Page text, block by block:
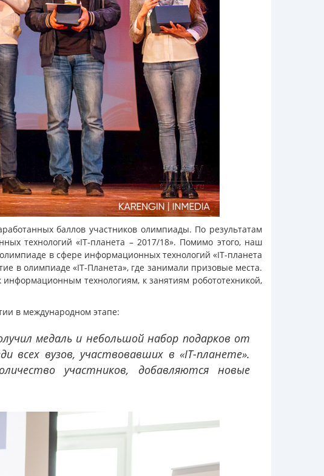
баллов участников олимпиады. По результатам
технологий «IT-планета – 2017/18». Помимо этого, наш
в сфере информационных технологий «IT-планета
в олимпиаде «IT-Планета», где занимали призовые места.
информационным технологиям, к занятиям робототехникой,
в международном этапе:
медаль и небольшой набор подарков от
всех вузов, участвовавших в «IT-планете».
участников, добавляются новые